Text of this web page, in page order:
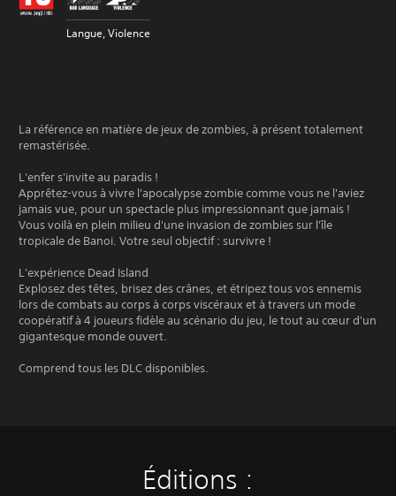
Langue, Violence
La référence en matière de jeux de zombies, à présent totalement
remastérisée.
L'enfer s'invite au paradis !
Apprêtez-vous à vivre l'apocalypse zombie comme vous ne l'aviez
jamais vue, pour un spectacle plus impressionnant que jamais !
Vous voilà en plein milieu d'une invasion de zombies sur l'île
tropicale de Banoi. Votre seul objectif : survivre !
L'expérience Dead Island
Explosez des têtes, brisez des crânes, et étripez tous vos ennemis
lors de combats au corps à corps viscéraux et à travers un mode
coopératif à 4 joueurs fidèle au scénario du jeu, le tout au cœur d'un
gigantesque monde ouvert.
Comprend tous les DLC disponibles.
Éditions :